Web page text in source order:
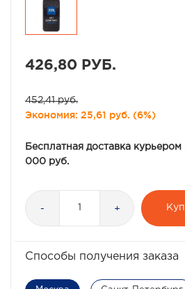
426,80 РУБ.
452,41 руб.
Экономия: 25,61 руб. (6%)
Бесплатная доставка
000 руб.
- +
Способы получения заказа